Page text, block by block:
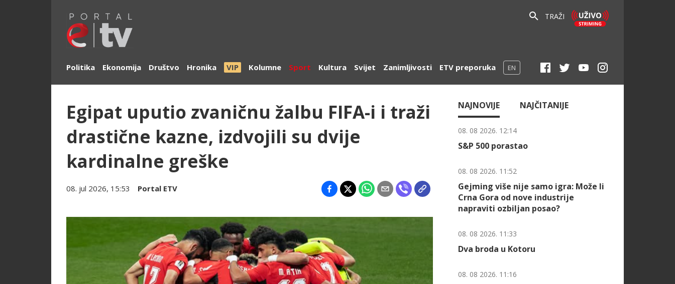
TRAŽI
Politika Ekonomija Društvo Hronika VIP Kolumne Sport Kultura Svijet Zanimljivosti ETV preporuka EN
Egipat uputio zvaničnu žalbu FIFA-i i traži
drastične kazne, izdvojili su dvije
kardinalne greške
08. jul 2026, 15:53 Portal ETV
NAJNOVIJE NAJČITANIJE
08. 08 2026. 12:14
S&P 500 porastao
08. 08 2026. 11:52
Gejming više nije samo igra: Može li
Crna Gora od nove industrije
napraviti ozbiljan posao?
08. 08 2026. 11:33
Dva broda u Kotoru
08. 08 2026. 11:16